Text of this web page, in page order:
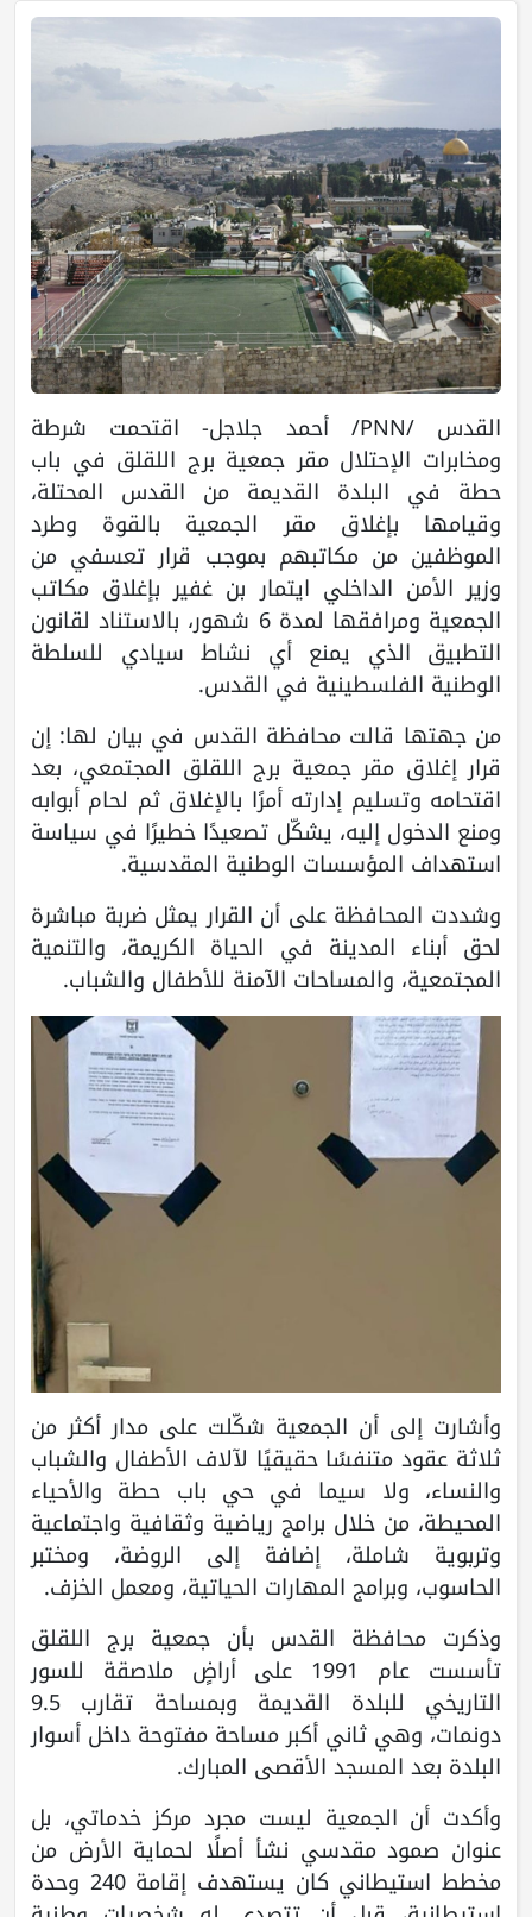
القدس /PNN/ أحمد جلاجل- اقتحمت شرطة
ومخابرات الإحتلال مقر جمعية برج اللقلق في باب
حطة في البلدة القديمة من القدس المحتلة،
وقيامها بإغلاق مقر الجمعية بالقوة وطرد
الموظفين من مكاتبهم بموجب قرار تعسفي من
وزير الأمن الداخلي ايتمار بن غفير بإغلاق مكاتب
الجمعية ومرافقها لمدة 6 شهور، بالاستناد لقانون
التطبيق الذي يمنع أي نشاط سيادي للسلطة
الوطنية الفلسطينية في القدس.
من جهتها قالت محافظة القدس في بيان لها: إن
قرار إغلاق مقر جمعية برج اللقلق المجتمعي، بعد
اقتحامه وتسليم إدارته أمرًا بالإغلاق ثم لحام أبوابه
ومنع الدخول إليه، يشكّل تصعيدًا خطيرًا في سياسة
استهداف المؤسسات الوطنية المقدسية.
وشددت المحافظة على أن القرار يمثل ضربة مباشرة
لحق أبناء المدينة في الحياة الكريمة، والتنمية
المجتمعية، والمساحات الآمنة للأطفال والشباب.
وأشارت إلى أن الجمعية شكّلت على مدار أكثر من
ثلاثة عقود متنفسًا حقيقيًا لآلاف الأطفال والشباب
والنساء، ولا سيما في حي باب حطة والأحياء
المحيطة، من خلال برامج رياضية وثقافية واجتماعية
وتربوية شاملة، إضافة إلى الروضة، ومختبر
الحاسوب، وبرامج المهارات الحياتية، ومعمل الخزف.
وذكرت محافظة القدس بأن جمعية برج اللقلق
تأسست عام 1991 على أراضٍ ملاصقة للسور
التاريخي للبلدة القديمة وبمساحة تقارب 9.5
دونمات، وهي ثاني أكبر مساحة مفتوحة داخل أسوار
البلدة بعد المسجد الأقصى المبارك.
وأكدت أن الجمعية ليست مجرد مركز خدماتي، بل
عنوان صمود مقدسي نشأ أصلًا لحماية الأرض من
مخطط استيطاني كان يستهدف إقامة 240 وحدة